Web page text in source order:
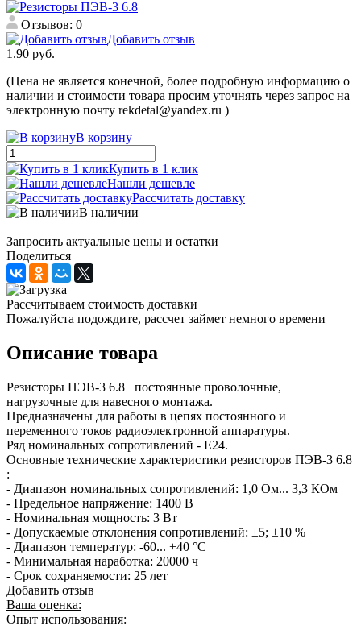
Отзывов: 0
Добавить отзыв
1.90 руб.
(Цена не является конечной, более подробную информацию о
наличии и стоимости товара просим уточнять через запрос на
электронную почту rekdetal@yandex.ru )
В корзину
Купить в 1 клик
Нашли дешевле
Рассчитать доставку
В наличии
Запросить актуальные цены и остатки
Поделиться
Рассчитываем стоимость доставки
Пожалуйста подождите, рассчет займет немного времени
Описание товара
Резисторы ПЭВ-3 6.8 постоянные проволочные,
нагрузочные для навесного монтажа.
Предназначены для работы в цепях постоянного и
переменного токов радиоэлектронной аппаратуры.
Ряд номинальных сопротивлений - Е24.
Основные технические характеристики резисторов ПЭВ-3 6.8
:
- Диапазон номинальных сопротивлений: 1,0 Ом... 3,3 КОм
- Предельное напряжение: 1400 В
- Номинальная мощность: 3 Вт
- Допускаемые отклонения сопротивлений: ±5; ±10 %
- Диапазон температур: -60... +40 °С
- Минимальная наработка: 20000 ч
- Срок сохраняемости: 25 лет
Добавить отзыв
Ваша оценка:
Опыт использования: